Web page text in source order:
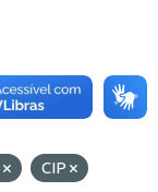
CIP